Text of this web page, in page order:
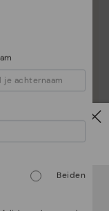
maar je probeert
Beiden